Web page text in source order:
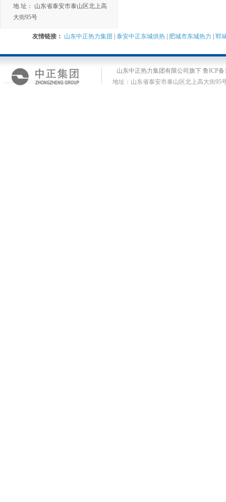
地 址： 山东省泰安市泰山区北上高
大街95号
友情链接： 山东中正热力集团 |泰安中正东城供热 肥城市东城热力 |郓
山东中正热力集团有限公司旗下 鲁ICP备
地址：山东省泰安市泰山区北上高大街95